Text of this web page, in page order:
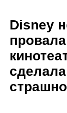
Disney